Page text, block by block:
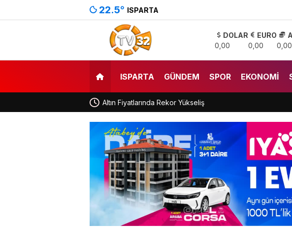
22.5° ISPARTA
DOLAR
0,00
EURO
0,00
ISPARTA GÜNDEM SPOR EKONOMI
Altın Fiyatlarında Rekor Yükseliş